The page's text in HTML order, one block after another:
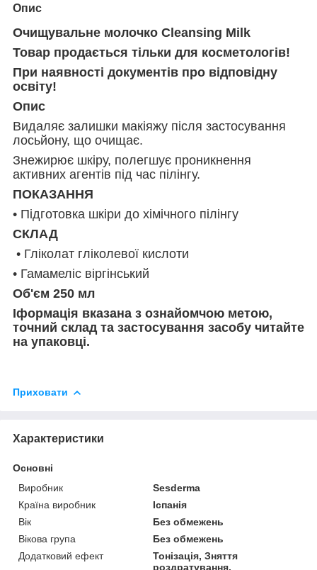
Опис
Очищувальне молочко Cleansing Milk
Товар продається тільки для косметологів!
При наявності документів про відповідну
освіту!
Опис
Видаляє залишки макіяжу після застосування
лосьйону, що очищає.
Знежирює шкіру, полегшує проникнення
активних агентів під час пілінгу.
ПОКАЗАННЯ
• Підготовка шкіри до хімічного пілінгу
СКЛАД
• Гліколат гліколевої кислоти
• Гамамеліс віргінський
Об'єм 250 мл
Іформація вказана з ознайомчою метою,
точний склад та застосування засобу читайте
на упаковці.
Приховати
Характеристики
Основні
Виробник
Sesderma
Країна виробник
Іспанія
Вік
Без обмежень
Вікова група
Без обмежень
Додатковий ефект
Тонізація, Зняття
роздратування,